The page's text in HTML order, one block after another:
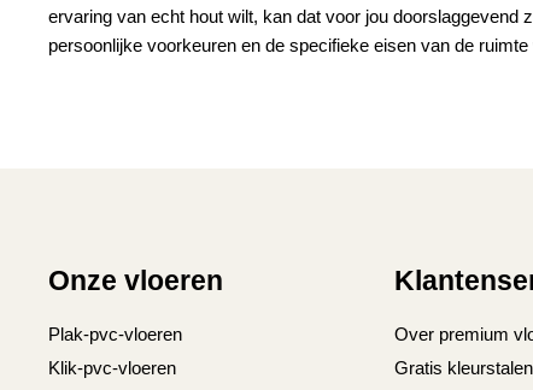
ervaring van echt hout wilt, kan dat voor jou doorslaggevend
persoonlijke voorkeuren en de specifieke eisen van de
Onze vloeren
Plak-pvc-vloeren
Klik-pvc-vloeren
Over premium
Gratis kleurstalen